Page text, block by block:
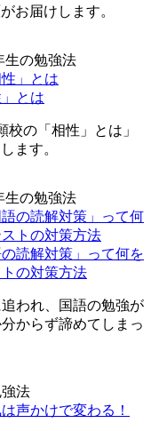
お届けします。
生の勉強法
とは
の「相性」とは」
ます。
生の勉強法
読解対策」って何を
の対策方法
われ、国語の勉強が
からず諦めてしまっ
法